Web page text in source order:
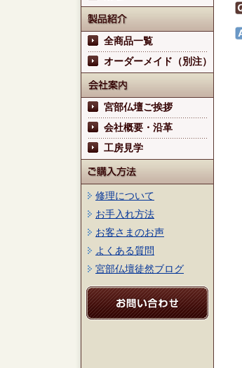
全商品一覧
オーダーメイド（別注）
宮部仏壇ご挨拶
会社概要・沿革
工房見学
修理について
お手入れ方法
お客さまのお声
よくある質問
宮部仏壇徒然ブログ